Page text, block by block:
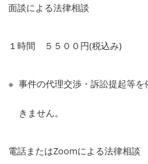
面談による法律相談
１時間 ５５００円(税込み)
事件の代理交渉・訴訟提起等
きません。
電話またはZoomによる法律相談